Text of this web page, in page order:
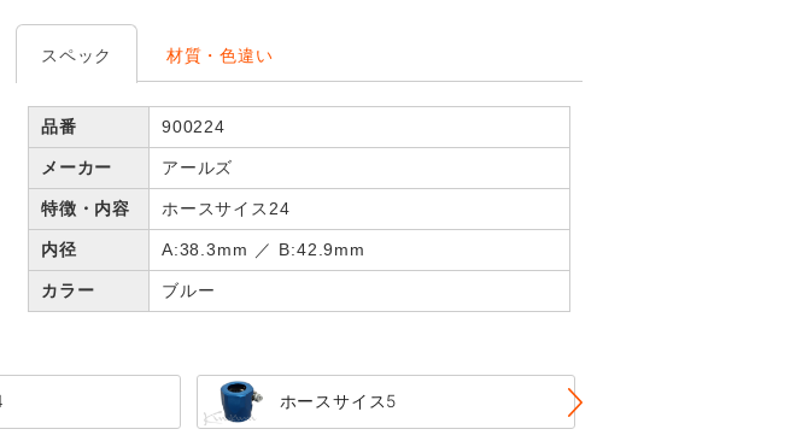
スペック 材質・色違い
品番 900224
メーカー アールズ
特徴・内容 ホースサイス24
内径 A:38.3mm ／ B:42.9mm
カラー ブルー
ホースサイス5